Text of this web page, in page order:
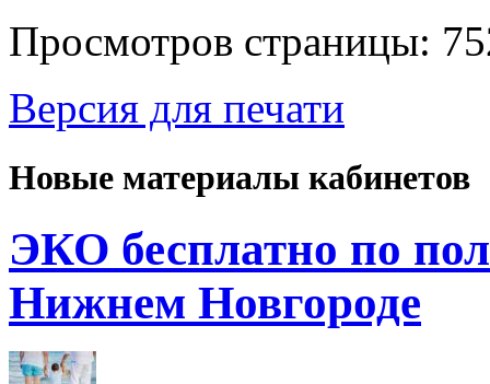
Просмотров страницы:
Версия для печати
Новые материалы кабинетов
ЭКО бесплатно по
Нижнем Новгороде